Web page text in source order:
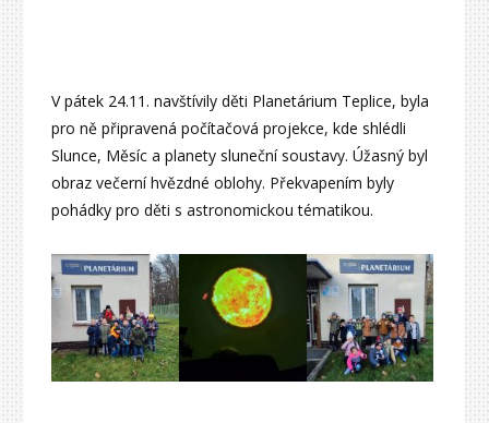
V pátek 24.11. navštívily děti Planetárium Teplice, byla
pro ně připravená počítačová projekce, kde shlédli
Slunce, Měsíc a planety sluneční soustavy. Úžasný byl
obraz večerní hvězdné oblohy. Překvapením byly
pohádky pro děti s astronomickou tématikou.